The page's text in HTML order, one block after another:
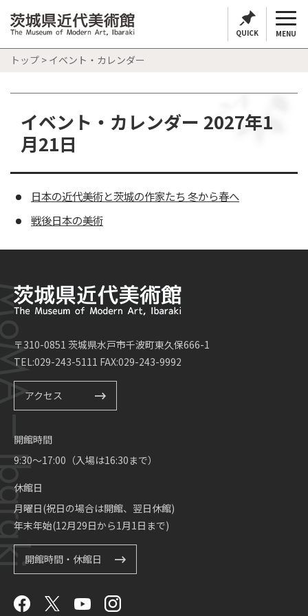
QUICK MENU
トップ > イベント・カレンダー
イベント・カレンダー 2027年1
月21日
日本の近代美術と茨城の作家たち 冬から春へ
戦後日本の美術
〒310-0851 茨城県水戸市千波町東久保666-1
TEL:029-243-5111 FAX:029-243-9992
アクセス
開館時間
9:30～17:00（入場は16:30まで）
休館日
月曜日(祝日の場合は開館、翌日休館)
年末年始(12月29日から1月1日まで)
開館時間・休館日